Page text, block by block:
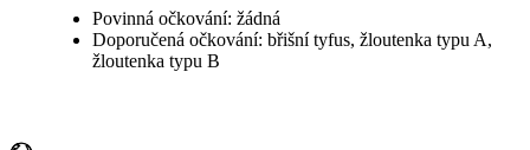
Povinná očkování: žádná
Doporučená očkování: břišní tyfus, žloutenka typu A,
žloutenka typu B